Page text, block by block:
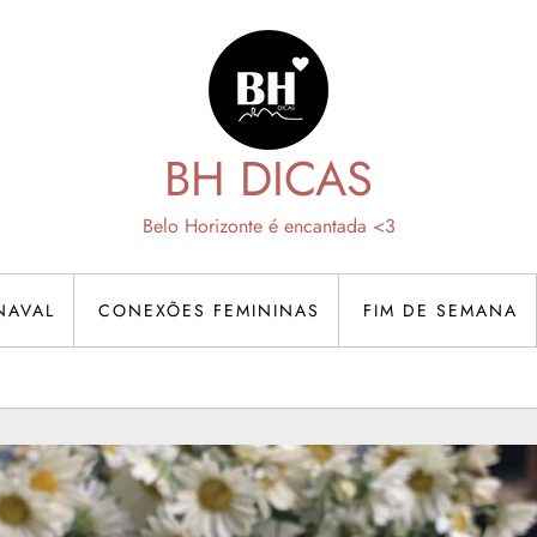
BH DICAS
Belo Horizonte é encantada <3
CONEXÕES FEMININAS FIM DE SEMANA